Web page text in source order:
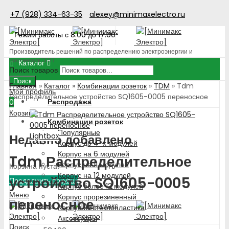
+7 (928) 334-63-35
alexey@minimaxelectro.ru
Режим работы с 8.00 до 17.00
Производитель решений по распределению электроэнергии и
поставщик ЭТП
Поиск товаров
Поиск
Мой профиль
0
Корзина
Недавно добавлено
Корзина пуста!
Продолжить покупки
Меню
Поиск
Каталог
Распродажа
Комбинации розеток
Популярные
Корпус до 4-х модулей
Корпус на 6 модулей
Корпус на 11 модулей
Корпус на 12 модулей
Корпус более 12 модулей
Корпус прорезиненный
Корпус из стеклопластика
Аксессуары
Главная » Каталог » Комбинации розеток » TDM » Tdm
Распределительное устройство SQ1605-0005 переносное
Lightbox
Tdm Распределительное
устройство SQ1605-0005
переносное